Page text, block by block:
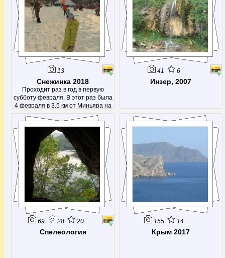
13
Снежинка 2018
Проходит раз в год в первую
субботу февраля. В этот раз была
4 февраля в 3,5 км от Миньяра на
1753 км.
41 6
Инзер, 2007
69 28 20
Спелеология
155 14
Крым 2017